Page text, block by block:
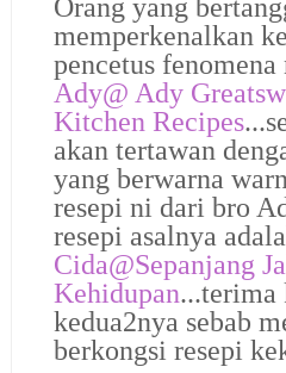
Orang yang
memperkenalkan
pencetus fenomena
Ady@ Ady
Kitchen Recipes
akan tertawan
yang berwarna
resepi ni dari bro
resepi asalnya
Cida@Sepanjang
Kehidupan...terima
kedua2nya sebab
berkongsi resepi